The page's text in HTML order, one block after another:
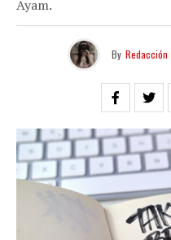
Ayam.
By Redacción